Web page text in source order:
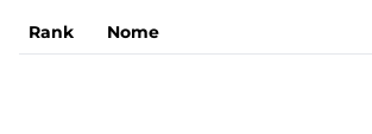
Rank Nome